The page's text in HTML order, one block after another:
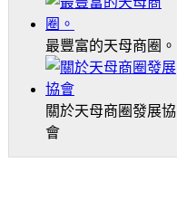
最豐富的天母商圈。
關於天母商圈發展協
會